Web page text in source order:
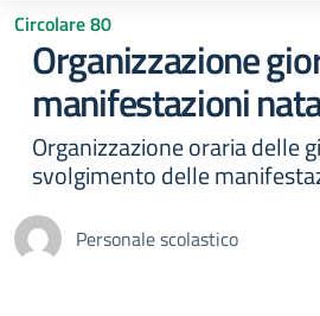
Circolare 80
Organizzazione
manifestazioni
Organizzazione oraria delle
svolgimento delle
Personale scolastico